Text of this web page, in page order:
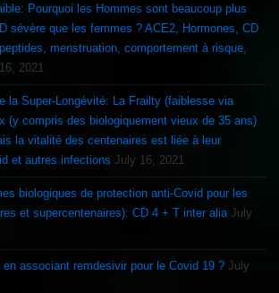
Pourquoi les Hommes sont beaucoup plus
sévère que les femmes ? ACE2, Hormones, CD
menstruation, comportement à risque,
2021
via
(y compris des biologiquement vieux de 35 ans)
la vitalité des centenaires est liée à leur
et autres infections July 16, 2021
biologiques de protection anti-Covid pour les
et supercentenaires): CD 4 + T inter alia July
associant remdesivir pour le Covid 19 ? July